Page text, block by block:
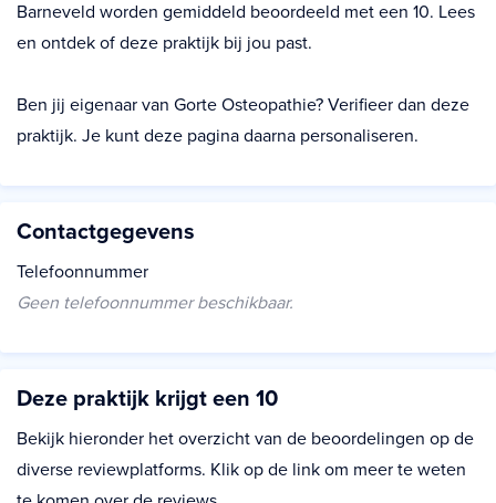
Barneveld worden gemiddeld beoordeeld met een 10. Lees
en ontdek of deze praktijk bij jou past.
Ben jij eigenaar van Gorte Osteopathie? Verifieer dan deze
praktijk. Je kunt deze pagina daarna personaliseren.
Contactgegevens
Telefoonnummer
Geen telefoonnummer beschikbaar.
Deze praktijk krijgt een 10
Bekijk hieronder het overzicht van de beoordelingen op de
diverse reviewplatforms. Klik op de link om meer te weten